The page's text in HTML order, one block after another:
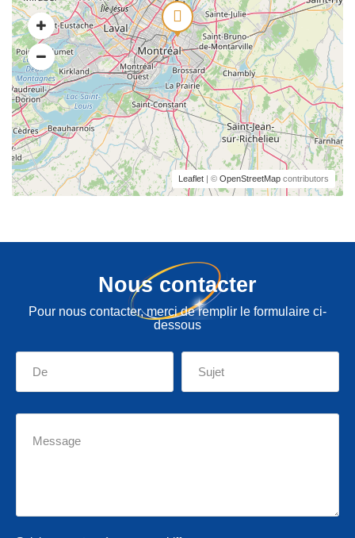
Leaflet | © OpenStreetMap contributors
Nous contacter
Pour nous contacter, merci de remplir le formulaire ci-
dessous